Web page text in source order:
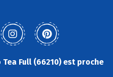
Full (66210) est proche